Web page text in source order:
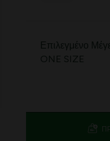
Επιλεγμένο
ONE SIZE